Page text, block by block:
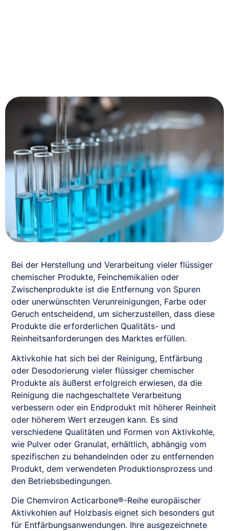
Bei der Herstellung und Verarbeitung vieler flüssiger
chemischer Produkte, Feinchemikalien oder
Zwischenprodukte ist die Entfernung von Spuren
oder unerwünschten Verunreinigungen, Farbe oder
Geruch entscheidend, um sicherzustellen, dass diese
Produkte die erforderlichen Qualitäts- und
Reinheitsanforderungen des Marktes erfüllen.
Aktivkohle hat sich bei der Reinigung, Entfärbung
oder Desodorierung vieler flüssiger chemischer
Produkte als äußerst erfolgreich erwiesen, da die
Reinigung die nachgeschaltete Verarbeitung
verbessern oder ein Endprodukt mit höherer Reinheit
oder höherem Wert erzeugen kann. Es sind
verschiedene Qualitäten und Formen von Aktivkohle,
wie Pulver oder Granulat, erhältlich, abhängig vom
spezifischen zu behandelnden oder zu entfernenden
Produkt, dem verwendeten Produktionsprozess und
den Betriebsbedingungen.
Die Chemviron Acticarbone®-Reihe europäischer
Aktivkohlen auf Holzbasis eignet sich besonders gut
für Entfärbungsanwendungen. Ihre ausgezeichnete